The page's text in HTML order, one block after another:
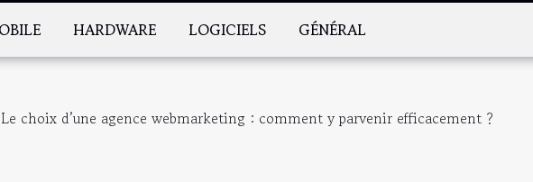
HARDWARE LOGICIELS GÉNÉRAL
Le choix d’une agence webmarketing : comment y parvenir efficacement ?